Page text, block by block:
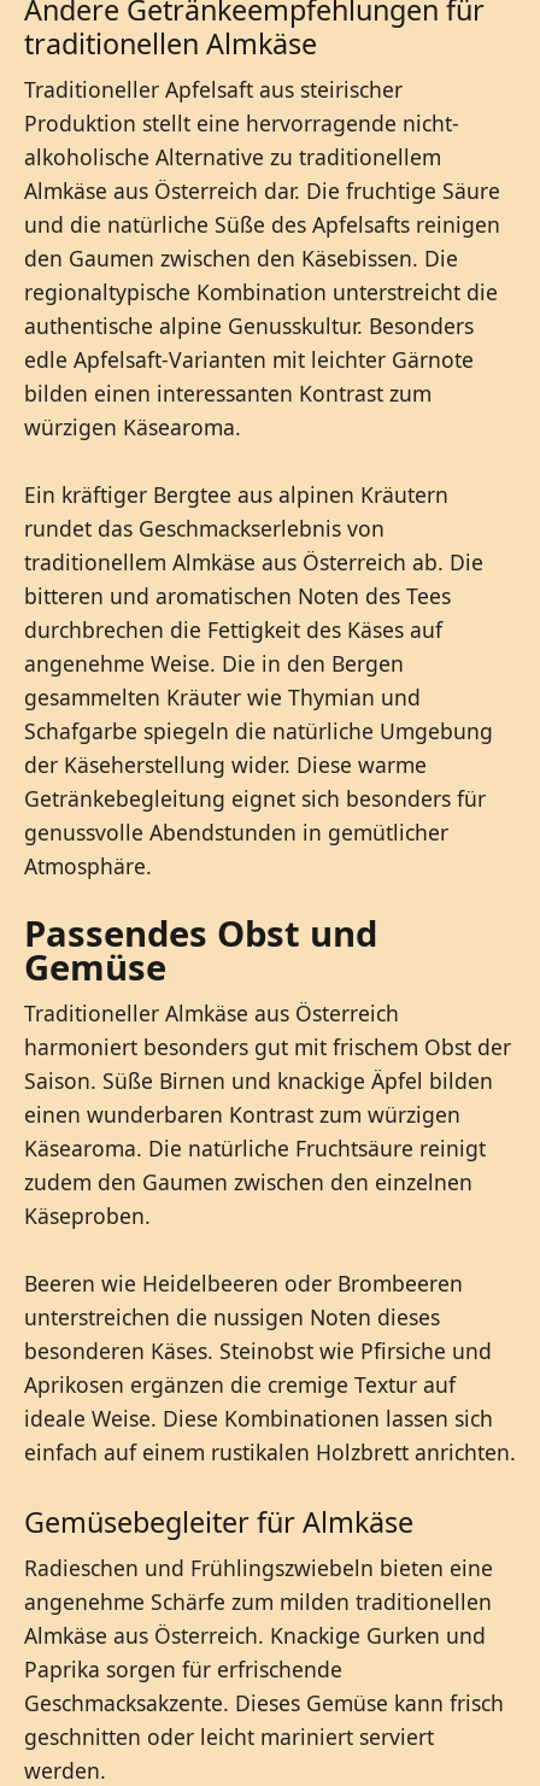
Andere Getränkeempfehlungen für
traditionellen Almkäse
Traditioneller Apfelsaft aus steirischer
Produktion stellt eine hervorragende nicht-
alkoholische Alternative zu traditionellem
Almkäse aus Österreich dar. Die fruchtige Säure
und die natürliche Süße des Apfelsafts reinigen
den Gaumen zwischen den Käsebissen. Die
regionaltypische Kombination unterstreicht die
authentische alpine Genusskultur. Besonders
edle Apfelsaft-Varianten mit leichter Gärnote
bilden einen interessanten Kontrast zum
würzigen Käsearoma.
Ein kräftiger Bergtee aus alpinen Kräutern
rundet das Geschmackserlebnis von
traditionellem Almkäse aus Österreich ab. Die
bitteren und aromatischen Noten des Tees
durchbrechen die Fettigkeit des Käses auf
angenehme Weise. Die in den Bergen
gesammelten Kräuter wie Thymian und
Schafgarbe spiegeln die natürliche Umgebung
der Käseherstellung wider. Diese warme
Getränkebegleitung eignet sich besonders für
genussvolle Abendstunden in gemütlicher
Atmosphäre.
Passendes Obst und
Gemüse
Traditioneller Almkäse aus Österreich
harmoniert besonders gut mit frischem Obst der
Saison. Süße Birnen und knackige Äpfel bilden
einen wunderbaren Kontrast zum würzigen
Käsearoma. Die natürliche Fruchtsäure reinigt
zudem den Gaumen zwischen den einzelnen
Käseproben.
Beeren wie Heidelbeeren oder Brombeeren
unterstreichen die nussigen Noten dieses
besonderen Käses. Steinobst wie Pfirsiche und
Aprikosen ergänzen die cremige Textur auf
ideale Weise. Diese Kombinationen lassen sich
einfach auf einem rustikalen Holzbrett anrichten.
Gemüsebegleiter für Almkäse
Radieschen und Frühlingszwiebeln bieten eine
angenehme Schärfe zum milden traditionellen
Almkäse aus Österreich. Knackige Gurken und
Paprika sorgen für erfrischende
Geschmacksakzente. Dieses Gemüse kann frisch
geschnitten oder leicht mariniert serviert
werden.